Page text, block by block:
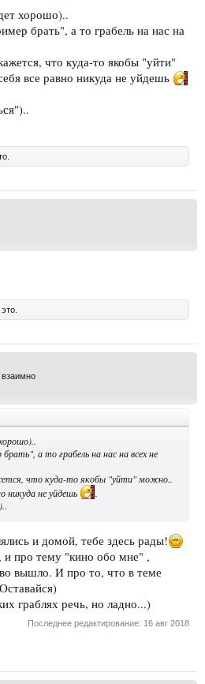
хорошо)..
брать", а то грабель на нас на
что куда-то якобы "уйти"
все равно никуда не уйдешь
а то грабель на нас на всех не
что куда-то якобы "уйти" можно..
никуда не уйдешь
.
и домой, тебе здесь рады!
и про тему "кино обо мне" ,
вышло. И про то, что в теме
граблях речь, но ладно...)
Последнее редактирование: 16 авг 2018